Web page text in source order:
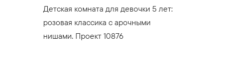
Детская комната для девочки 5 лет:
розовая классика с арочными
нишами. Проект 10876